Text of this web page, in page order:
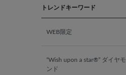
トレンドキーワード
WEB限定
“Wish upon a star®” ダイヤモ
ンド